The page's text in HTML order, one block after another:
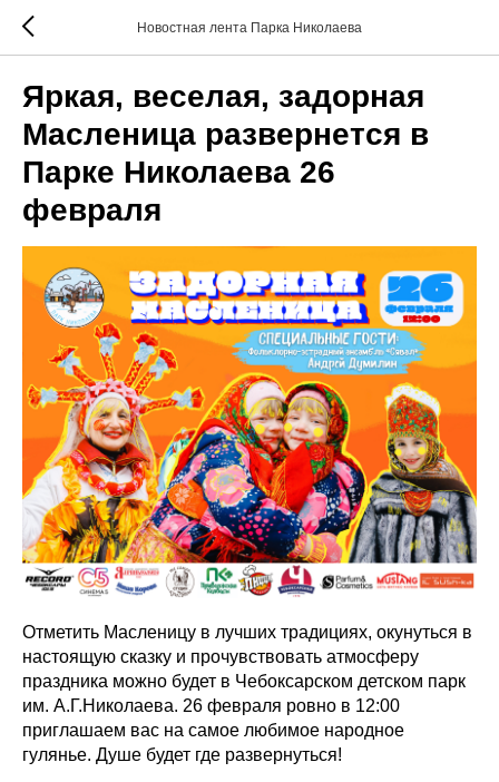
Новостная лента Парка Николаева
Яркая, веселая, задорная
Масленица развернется в
Парке Николаева 26
февраля
Отметить Масленицу в лучших традициях, окунуться в
настоящую сказку и прочувствовать атмосферу
праздника можно будет в Чебоксарском детском парк
им. А.Г.Николаева. 26 февраля ровно в 12:00
приглашаем вас на самое любимое народное
гулянье. Душе будет где развернуться!